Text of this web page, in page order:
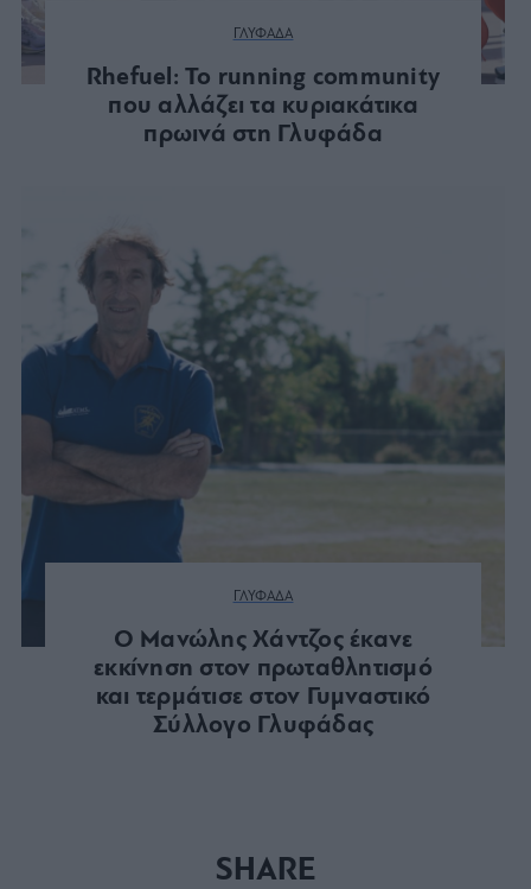
ΓΛΥΦΑΔΑ
Rhefuel: Το running community
που αλλάζει τα κυριακάτικα
πρωινά στη Γλυφάδα
ΓΛΥΦΑΔΑ
Ο Μανώλης Χάντζος έκανε
εκκίνηση στον πρωταθλητισμό
και τερμάτισε στον Γυμναστικό
Σύλλογο Γλυφάδας
SHARE